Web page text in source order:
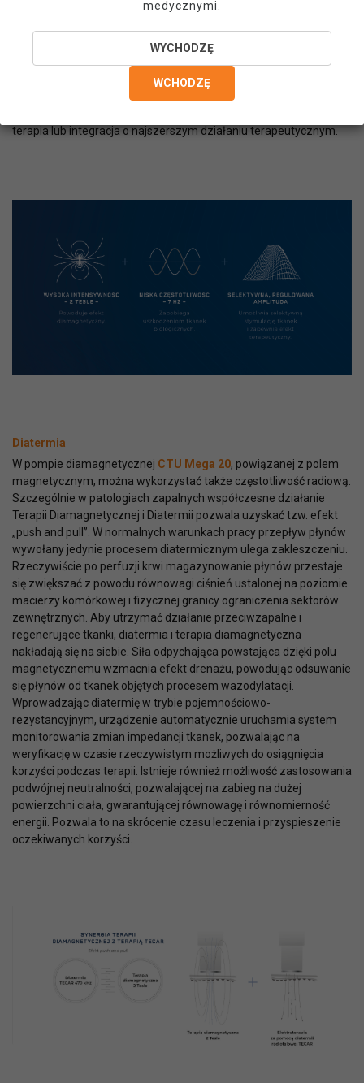
Pole magnetyczne ma istotne działanie przeciwbólowe i
przeciwzapalne. Dzięki Terapii Diamagnetycznej możliwe jest
uzyskanie takiego efektu, który będzie działał w sposób
ukierunkowany na nerwowe receptory bólowe, dzięki
zastosowaniu określonych częstotliwości stymulacji elektrycznej.
Działanie kontrolujące ból ma również zastosowanie w leczeniu
terapia lub integracja o najszerszym działaniu terapeutycznym.
Diatermia
W pompie diamagnetycznej CTU Mega 20, powiązanej z polem
magnetycznym, można wykorzystać także częstotliwość radiową.
Szczególnie w patologiach zapalnych współczesne działanie
Terapii Diamagnetycznej i Diatermii pozwala uzyskać tzw. efekt
„push and pull”. W normalnych warunkach pracy przepływ płynów
wywołany jedynie procesem diatermicznym ulega zakleszczeniu.
Rzeczywiście po perfuzji krwi magazynowanie płynów przestaje
się zwiększać z powodu równowagi ciśnień ustalonej na poziomie
macierzy komórkowej i fizycznej granicy ograniczenia sektorów
zewnętrznych. Aby utrzymać działanie przeciwzapalne i
regenerujące tkanki, diatermia i terapia diamagnetyczna
nakładają się na siebie. Siła odpychająca powstająca dzięki polu
magnetycznemu wzmacnia efekt drenażu, powodując odsuwanie
się płynów od tkanek objętych procesem wazodylatacji.
Wprowadzając diatermię w trybie pojemnościowo-
rezystancyjnym, urządzenie automatycznie uruchamia system
monitorowania zmian impedancji tkanek, pozwalając na
weryfikację w czasie rzeczywistym możliwych do osiągnięcia
korzyści podczas terapii. Istnieje również możliwość zastosowania
podwójnej neutralności, pozwalającej na zabieg na dużej
powierzchni ciała, gwarantującej równowagę i równomierność
energii. Pozwala to na skrócenie czasu leczenia i przyspieszenie
oczekiwanych korzyści.
medycznymi.
WYCHODZĘ
WCHODZĘ